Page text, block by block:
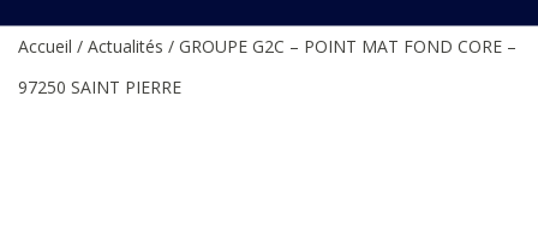
Accueil / Actualités / GROUPE G2C – POINT MAT FOND CORE –
97250 SAINT PIERRE